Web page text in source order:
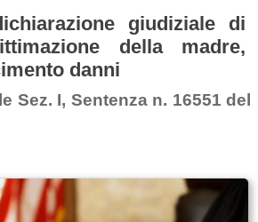
giudiziale di
della madre,
danni
Sez. I, Sentenza n. 16551 del